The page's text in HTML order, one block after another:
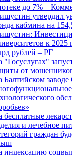
до 7% –
утвердил
кабмина на
к 2025
рублей – РГ
"Госуслугах"
от
Балтийском
бесплатные
и лечебное
граждан
индексацию